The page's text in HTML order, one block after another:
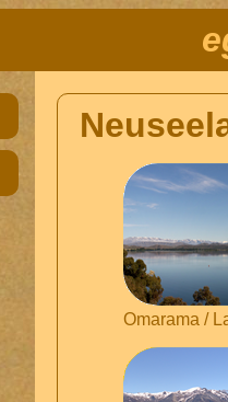
Omarama /